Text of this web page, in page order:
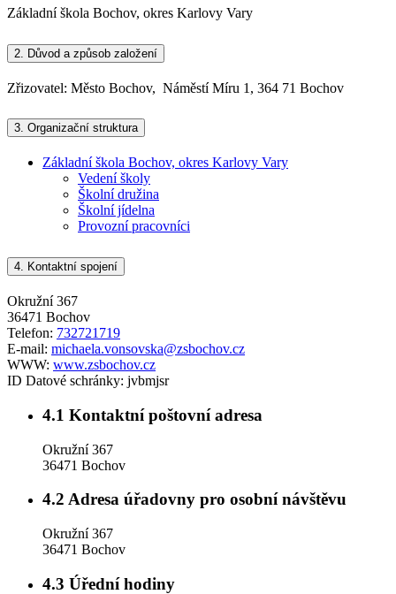
Základní škola Bochov, okres Karlovy Vary
2. Důvod a způsob založení
Zřizovatel: Město Bochov, Náměstí Míru 1, 364 71 Bochov
3. Organizační struktura
Základní škola Bochov, okres Karlovy Vary
Vedení školy
Školní družina
Školní jídelna
Provozní pracovníci
4. Kontaktní spojení
Okružní 367
36471 Bochov
Telefon: 732721719
E-mail: michaela.vonsovska@zsbochov.cz
WWW: www.zsbochov.cz
ID Datové schránky: jvbmjsr
4.1 Kontaktní poštovní adresa
Okružní 367
36471 Bochov
4.2 Adresa úřadovny pro osobní návštěvu
Okružní 367
36471 Bochov
4.3 Úřední hodiny